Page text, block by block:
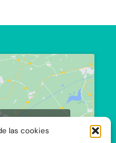
las cookies
cookies de
contenido